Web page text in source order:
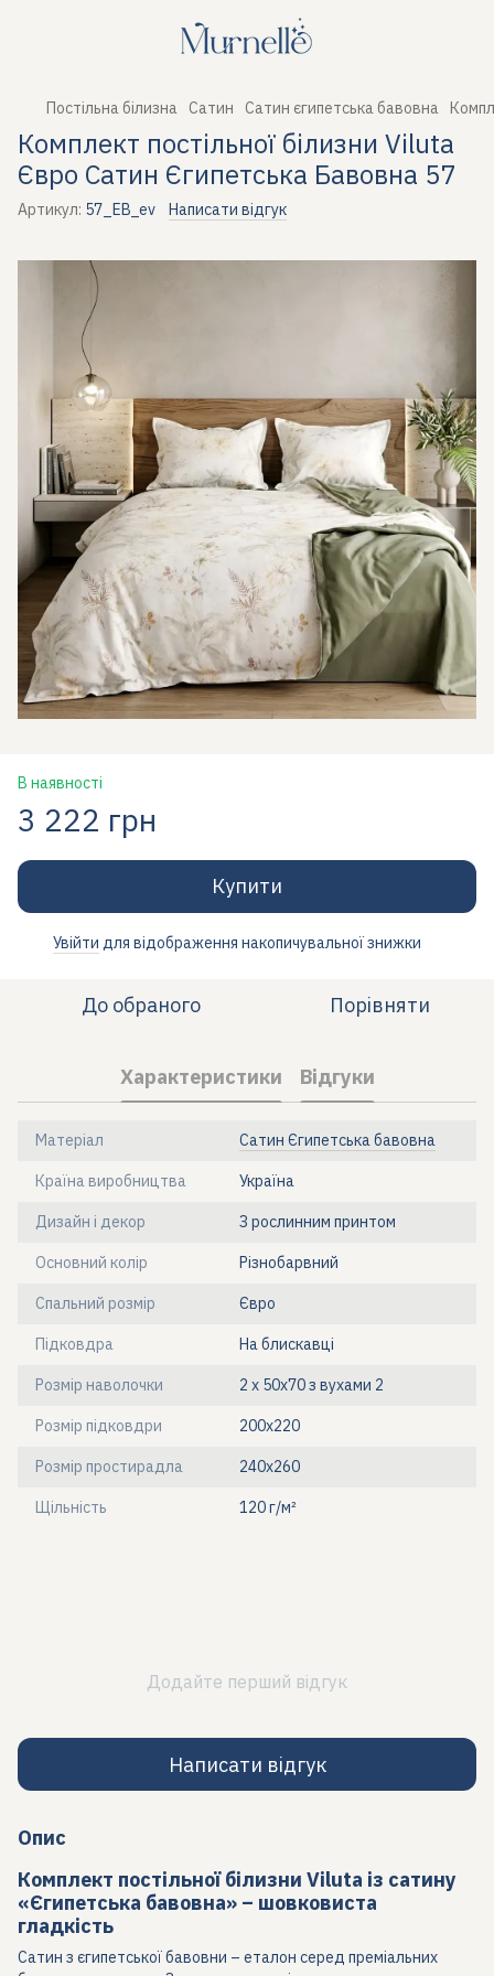
Постільна білизна Сатин Сатин єгипетська бавовна
Комплект постільної білизни Viluta
Євро Сатин Єгипетська Бавовна 57
Артикул: 57_EB_ev Написати відгук
В наявності
3 222 грн
Купити
Увійти для відображення накопичувальної знижки
До обраного Порівняти
Характеристики Відгуки
Матеріал Сатин Єгипетська бавовна
Країна виробництва Україна
Дизайн і декор З рослинним принтом
Основний колір Різнобарвний
Спальний розмір Євро
Підковдра На блискавці
Розмір наволочки 2 х 50х70 з вухами 2
Розмір підковдри 200x220
Розмір простирадла 240x260
Щільність 120 г/м²
Додайте перший відгук
Написати відгук
Опис
Комплект постільної білизни Viluta із сатину
«Єгипетська бавовна» – шовковиста
гладкість
Сатин з єгипетської бавовни – еталон серед преміальних